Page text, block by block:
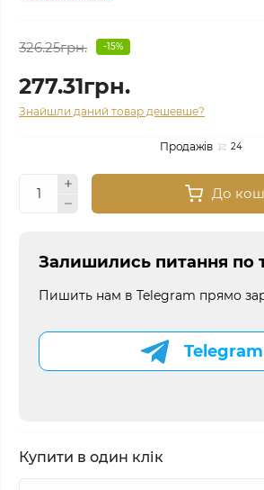
326.25грн. -15%
277.31грн.
Знайшли даний товар дешевше?
Продажів 24
До
Залишились питання по
Пишить нам в Telegram прямо
Telegram
Купити в один клік